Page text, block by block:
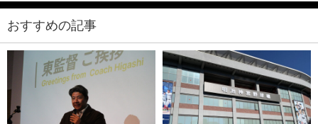
おすすめの記事